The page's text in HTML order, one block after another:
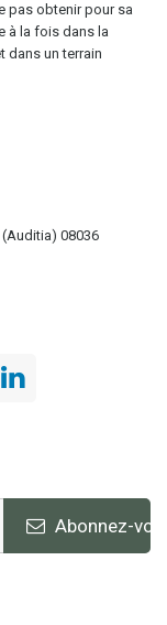
pas obtenir pour sa
à la fois dans la
dans un terrain
08036
Abonnez-